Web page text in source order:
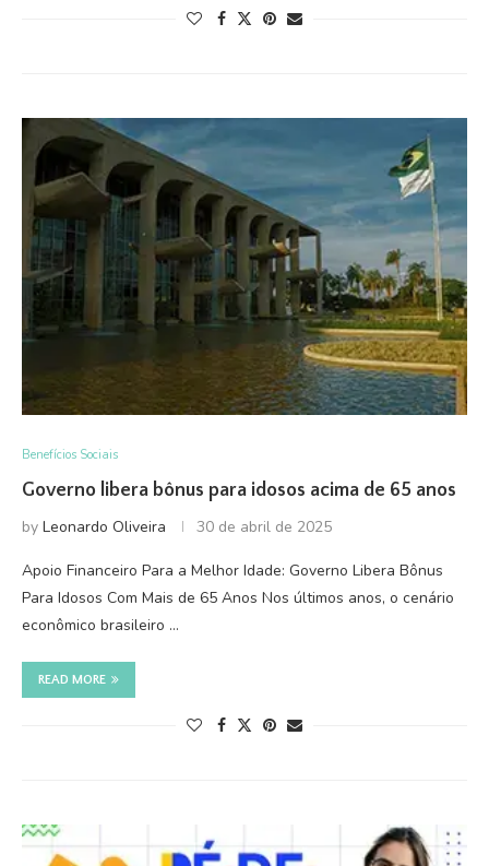
Benefícios Sociais
Governo libera bônus para idosos acima de 65 anos
by Leonardo Oliveira 30 de abril de 2025
Apoio Financeiro Para a Melhor Idade: Governo Libera Bônus
Para Idosos Com Mais de 65 Anos Nos últimos anos, o cenário
econômico brasileiro …
READ MORE